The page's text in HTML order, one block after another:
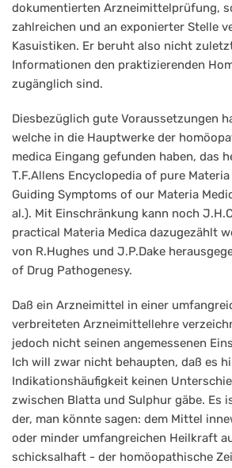
dokumentierten Arzneimittelprüfung,
zahlreichen und an exponierter Stelle
Kasuistiken. Er beruht also nicht
Informationen den praktizierenden
zugänglich sind.
Diesbezüglich gute Voraussetzungen
welche in die Hauptwerke der
medica Eingang gefunden haben, das
T.F.Allens Encyclopedia of pure
Guiding Symptoms of our Materia
al.). Mit Einschränkung kann noch
practical Materia Medica dazugezählt
von R.Hughes und J.P.Dake
of Drug Pathogenesy.
Daß ein Arzneimittel in einer
verbreiteten Arzneimittellehre
jedoch nicht seinen angemessenen
Ich will zwar nicht behaupten, daß es
Indikationshäufigkeit keinen
zwischen Blatta und Sulphur gäbe. Es
der, man könnte sagen: dem Mittel
oder minder umfangreichen Heilkraft
schicksalhaft - der homöopathische